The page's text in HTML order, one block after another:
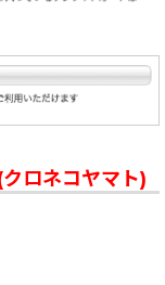
ロネコヤマト)